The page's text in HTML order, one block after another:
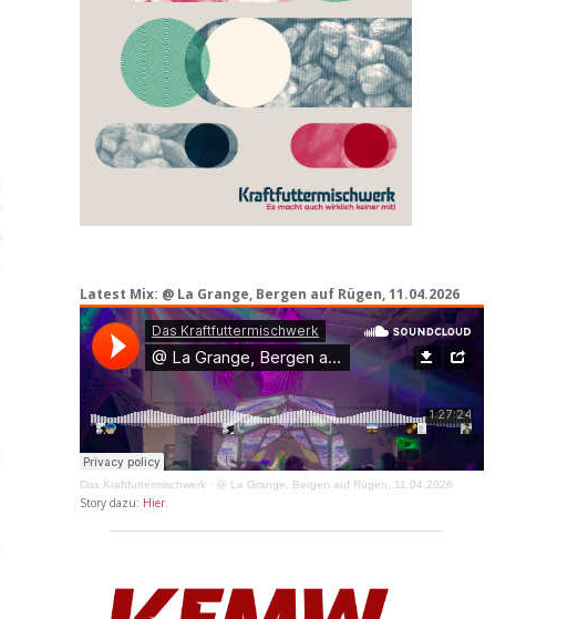
Latest Mix: @ La Grange, Bergen auf Rügen, 11.04.2026
Das Kraftfuttermischwerk · @ La Grange, Bergen auf Rügen, 11.04.2026
Story dazu: Hier.